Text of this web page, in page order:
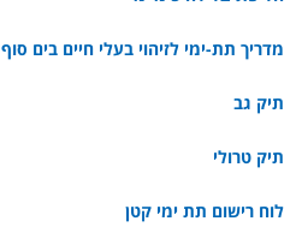
מדריך תת-ימי לזיהוי בעלי חיים בים סוף
תיק גב
תיק טרולי
לוח רישום תת ימי קטן